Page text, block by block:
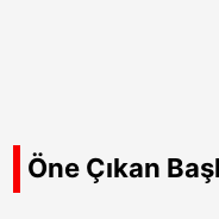
Öne Çıkan